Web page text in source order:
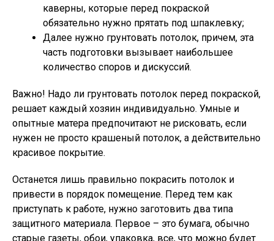
каверны, которые перед покраской
обязательно нужно прятать под шпаклевку;
Далее нужно грунтовать потолок, причем, эта
часть подготовки вызывает наибольшее
количество споров и дискуссий.
Важно! Надо ли грунтовать потолок перед покраской,
решает каждый хозяин индивидуально. Умные и
опытные матера предпочитают не рисковать, если
нужен не просто крашеный потолок, а действительно
красивое покрытие.
Останется лишь правильно покрасить потолок и
привести в порядок помещение. Перед тем как
приступать к работе, нужно заготовить два типа
защитного материала. Первое – это бумага, обычно
старые газеты, обои, упаковка, все, что можно будет